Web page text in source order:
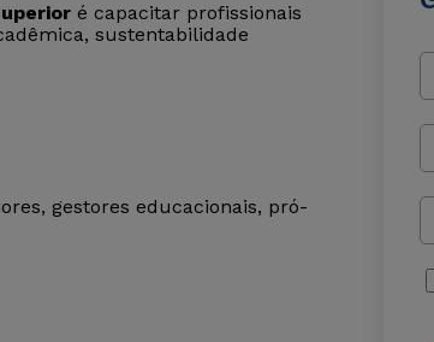
é capacitar profissionais
sustentabilidade
gestores educacionais, pró-